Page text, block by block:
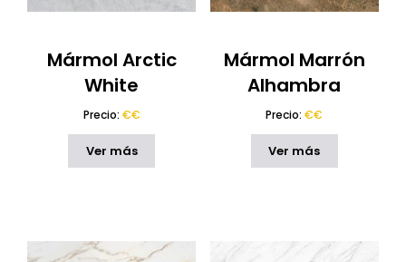
Mármol Arctic
White
Precio: €€
Ver más
Mármol Marrón
Alhambra
Precio:€€
Ver más